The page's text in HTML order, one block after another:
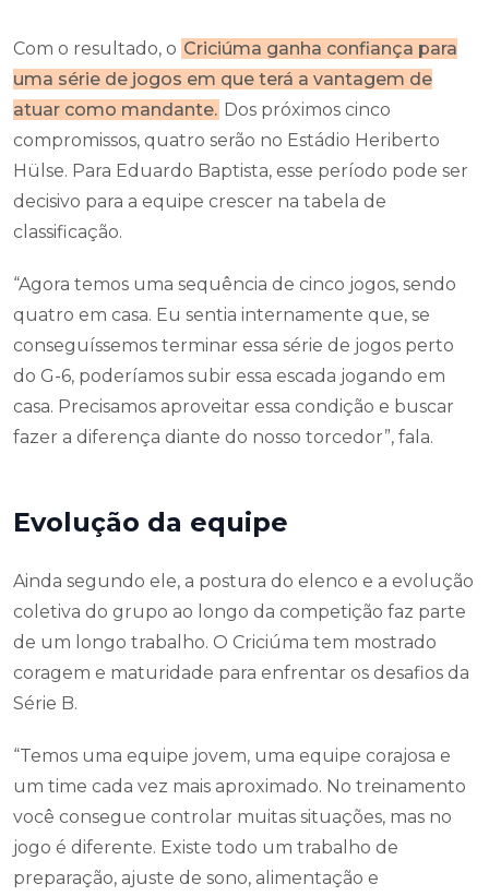
Com o resultado, o Criciúma ganha confiança para
uma série de jogos em que terá a vantagem de
atuar como mandante. Dos próximos cinco
compromissos, quatro serão no Estádio Heriberto
Hülse. Para Eduardo Baptista, esse período pode ser
decisivo para a equipe crescer na tabela de
classificação.
“Agora temos uma sequência de cinco jogos, sendo
quatro em casa. Eu sentia internamente que, se
conseguíssemos terminar essa série de jogos perto
do G-6, poderíamos subir essa escada jogando em
casa. Precisamos aproveitar essa condição e buscar
fazer a diferença diante do nosso torcedor”, fala.
Evolução da equipe
Ainda segundo ele, a postura do elenco e a evolução
coletiva do grupo ao longo da competição faz parte
de um longo trabalho. O Criciúma tem mostrado
coragem e maturidade para enfrentar os desafios da
Série B.
“Temos uma equipe jovem, uma equipe corajosa e
um time cada vez mais aproximado. No treinamento
você consegue controlar muitas situações, mas no
jogo é diferente. Existe todo um trabalho de
preparação, ajuste de sono, alimentação e